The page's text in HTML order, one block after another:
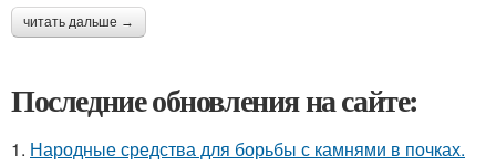
читать дальше →
Последние обновления на сайте:
1. Народные средства для борьбы с камнями в почках.